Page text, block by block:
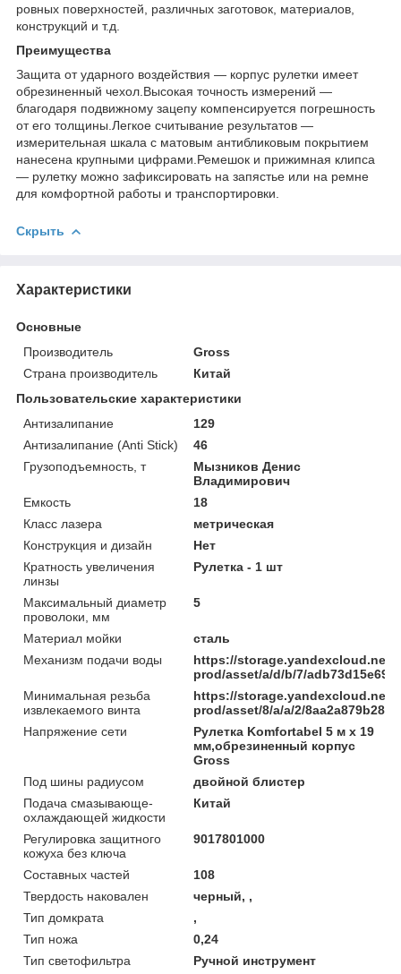
ровных поверхностей, различных заготовок, материалов,
конструкций и т.д.
Преимущества
Защита от ударного воздействия — корпус рулетки имеет
обрезиненный чехол.Высокая точность измерений —
благодаря подвижному зацепу компенсируется погрешность
от его толщины.Легкое считывание результатов —
измерительная шкала с матовым антибликовым покрытием
нанесена крупными цифрами.Ремешок и прижимная клипса
— рулетку можно зафиксировать на запястье или на ремне
для комфортной работы и транспортировки.
Скрыть
Характеристики
Основные
Производитель
Gross
Страна производитель
Китай
Пользовательские характеристики
Антизалипание
129
Антизалипание (Anti Stick)
46
Грузоподъемность, т
Мызников Денис
Владимирович
Емкость
18
Класс лазера
метрическая
Конструкция и дизайн
Нет
Кратность увеличения
линзы
Рулетка - 1 шт
Максимальный диаметр
проволоки, мм
5
Материал мойки
сталь
Механизм подачи воды
https://storage.yandexcloud.net/
prod/asset/a/d/b/7/
Минимальная резьба
извлекаемого винта
https://storage.yandexcloud.net/
prod/asset/8/a/a/2/
Напряжение сети
Рулетка Komfortabel 5 м х 19
мм,обрезиненный корпус
Gross
Под шины радиусом
двойной блистер
Подача смазывающе-
охлаждающей жидкости
Китай
Регулировка защитного
кожуха без ключа
9017801000
Составных частей
108
Твердость наковален
черный, ,
Тип домкрата
,
Тип ножа
0,24
Тип светофильтра
Ручной инструмент